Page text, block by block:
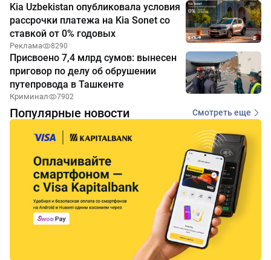
Kia Uzbekistan опубликовала условия
рассрочки платежа на Kia Sonet со
ставкой от 0% годовых
Реклама 8290
Присвоено 7,4 млрд сумов: вынесен
приговор по делу об обрушении
путепровода в Ташкенте
Криминал 7902
Популярные новости Смотреть еще